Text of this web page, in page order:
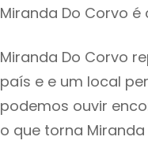
Miranda Do Corvo
Miranda Do Corvo
país e e um local
podemos ouvir
o que torna